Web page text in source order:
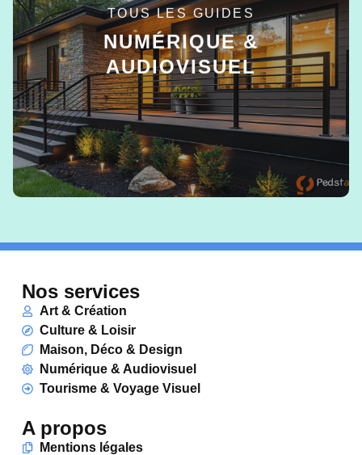
TOUS LES GUIDES
NUMÉRIQUE &
AUDIOVISUEL
EN SAVOIR +
Nos services
Art & Création
Culture & Loisir
Maison, Déco & Design
Numérique & Audiovisuel
Tourisme & Voyage Visuel
A propos
Mentions légales